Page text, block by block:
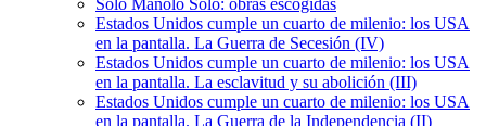
Solo Manolo Solo: obras escogidas
Estados Unidos cumple un cuarto de milenio: los USA
en la pantalla. La Guerra de Secesión (IV)
Estados Unidos cumple un cuarto de milenio: los USA
en la pantalla. La esclavitud y su abolición (III)
Estados Unidos cumple un cuarto de milenio: los USA
en la pantalla. La Guerra de la Independencia (II)